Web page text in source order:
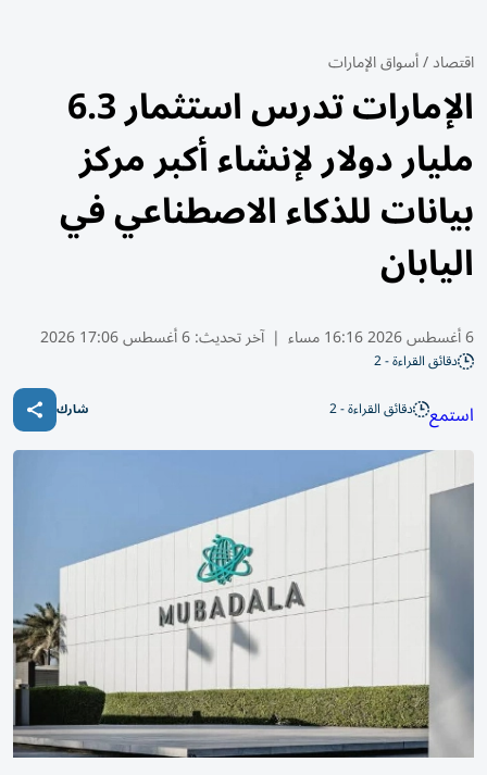
اقتصاد/أسواق الإمارات
الإمارات تدرس استثمار 6.3
مليار دولار لإنشاء أكبر مركز
بيانات للذكاء الاصطناعي في
اليابان
6 أغسطس 2026 16:16 مساء | آخر تحديث:6 أغسطس 17:06 2026
دقائق القراءة - 2
استمع دقائق القراءة - 2 شارك